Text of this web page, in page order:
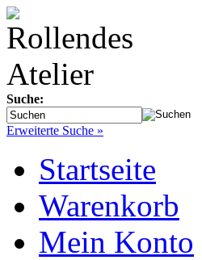
Suche:
Erweiterte Suche »
Startseite
Warenkorb
Mein Konto